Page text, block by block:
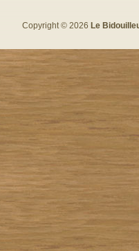
Copyright © 2026 Le